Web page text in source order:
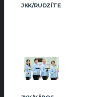
JKK/RUDZĪTE